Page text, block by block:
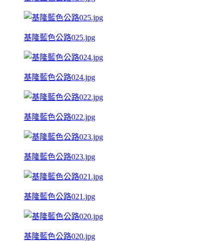
基隆藍色公路025.jpg
基隆藍色公路024.jpg
基隆藍色公路022.jpg
基隆藍色公路023.jpg
基隆藍色公路021.jpg
基隆藍色公路020.jpg